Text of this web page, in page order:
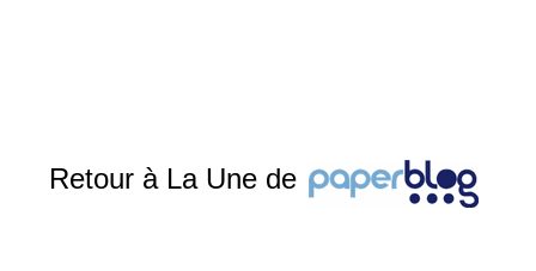
Retour à La Une de